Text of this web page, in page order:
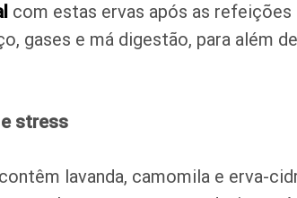
com estas ervas após as refeições
gases e má digestão, para além
stress
lavanda, camomila e erva-